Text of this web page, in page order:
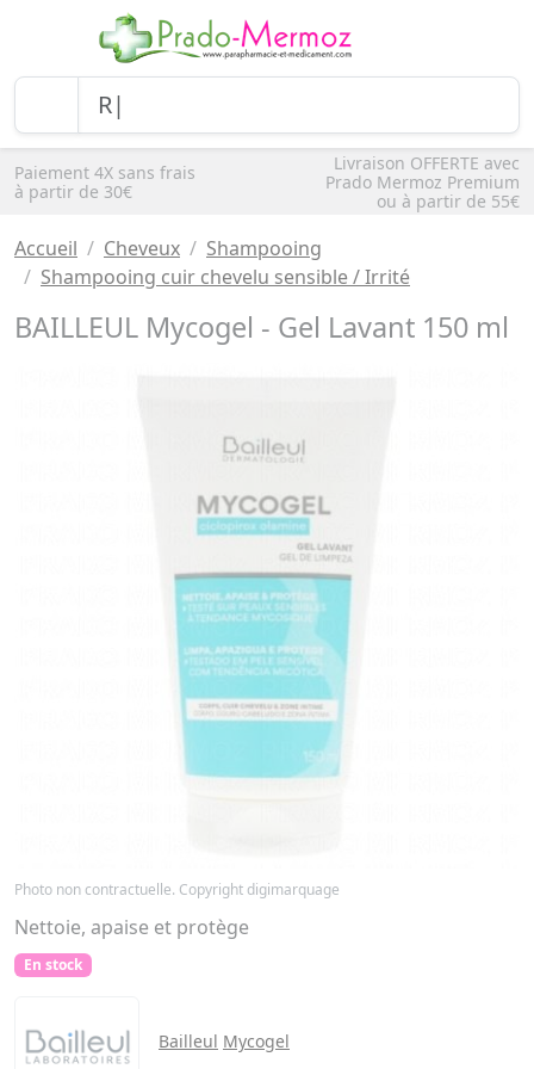
Paiement 4X sans frais
à partir de 30€
Livraison OFFERTE avec
Prado Mermoz Premium
ou à partir de 55€
Accueil Cheveux
Shampooing
Shampooing cuir chevelu sensible / Irrité
BAILLEUL Mycogel - Gel Lavant 150 ml
Photo non contractuelle. Copyright digimarquage
Nettoie, apaise et protège
En stock
Bailleul Mycogel